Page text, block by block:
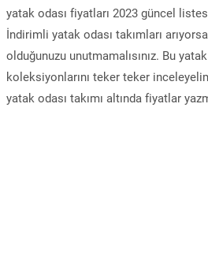
yatak odası fiyatları 2023 güncel
İndirimli yatak odası takımları
olduğunuzu unutmamalısınız. Bu
koleksiyonlarını teker teker
yatak odası takımı altında fiyatlar